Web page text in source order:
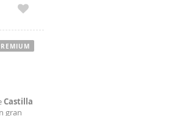
Castilla
gran